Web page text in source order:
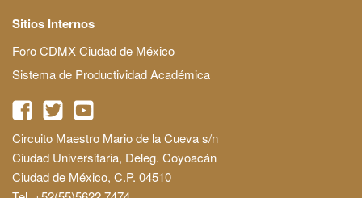
Sitios Internos
Foro CDMX Ciudad de México
Sistema de Productividad Académica
Circuito Maestro Mario de la Cueva s/n
Ciudad Universitaria, Deleg. Coyoacán
Ciudad de México, C.P. 04510